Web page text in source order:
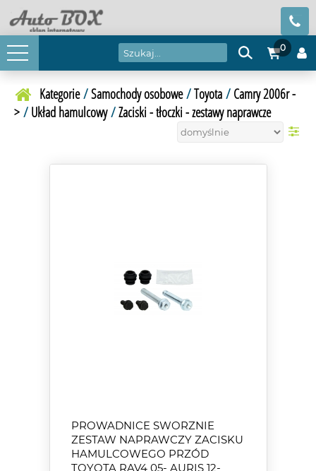
0
Kategorie/Samochody osobowe/Toyota/ Camry 2006r -
> / Układ hamulcowy/Zaciski - tłoczki - zestawy naprawcze
PROWADNICE SWORZNIE
ZESTAW NAPRAWCZY ZACISKU
HAMULCOWEGO PRZÓD
TOYOTA RAV4 05- AURIS 12-